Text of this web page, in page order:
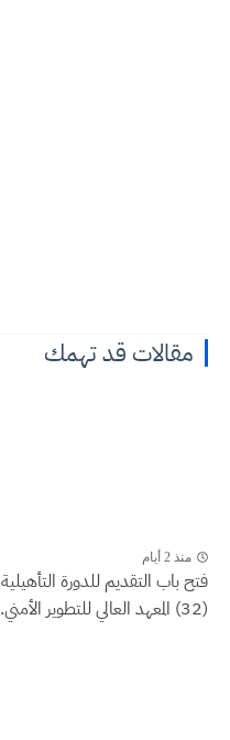
مقالات قد تهمك
منذ 2 أيام
فتح باب التقديم للدورة التأهيلية
(32) المعهد العالي للتطوير الأمني...